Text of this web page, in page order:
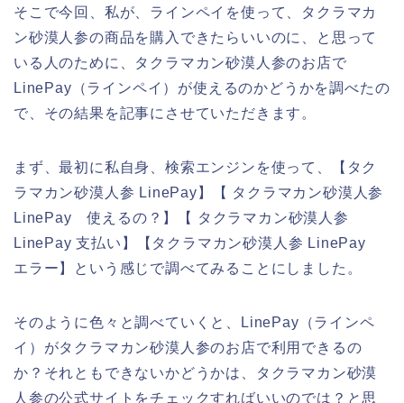
そこで今回、私が、ラインペイを使って、タクラマカ
ン砂漠人参の商品を購入できたらいいのに、と思って
いる人のために、タクラマカン砂漠人参のお店で
LinePay（ラインペイ）が使えるのかどうかを調べたの
で、その結果を記事にさせていただきます。
まず、最初に私自身、検索エンジンを使って、【タク
ラマカン砂漠人参 LinePay】【 タクラマカン砂漠人参
LinePay 使えるの？】【 タクラマカン砂漠人参
LinePay 支払い】【タクラマカン砂漠人参 LinePay
エラー】という感じで調べてみることにしました。
そのように色々と調べていくと、LinePay（ラインペ
イ）がタクラマカン砂漠人参のお店で利用できるの
か？それともできないかどうかは、タクラマカン砂漠
人参の公式サイトをチェックすればいいのでは？と思